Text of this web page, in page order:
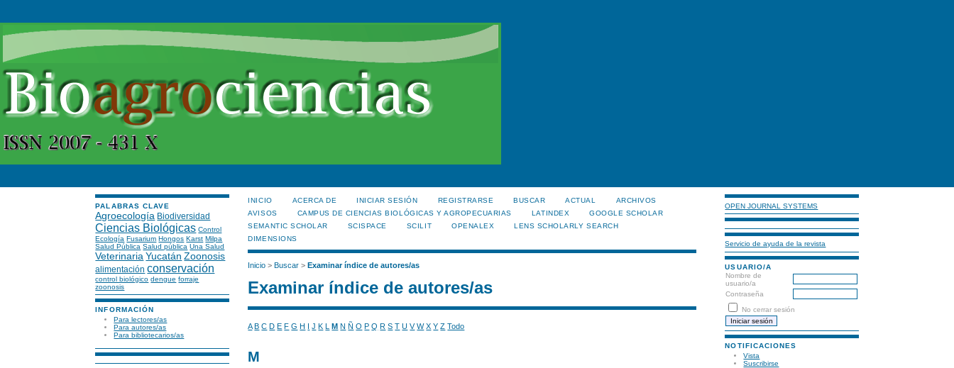
PALABRAS CLAVE
Agroecología Biodiversidad
Ciencias Biológicas Control
Ecología Fusarium Hongos Karst Milpa
Salud Pública Salud pública Una Salud
Veterinaria Yucatán Zoonosis
alimentación conservación
control biológico dengue forraje
zoonosis
INFORMACIÓN
Para lectores/as
Para autores/as
Para bibliotecarios/as
OPEN JOURNAL SYSTEMS
Servicio de ayuda de la revista
USUARIO/A
Nombre de
usuario/a
Contraseña
No cerrar sesión
NOTIFICACIONES
Vista
Suscribirse
INICIO ACERCA DE INICIAR SESIÓN REGISTRARSE BUSCAR ACTUAL
ARCHIVOS
AVISOS
CAMPUS DE CIENCIAS BIOLÓGICAS Y AGROPECUARIAS LATINDEX
GOOGLE SCHOLAR
SEMANTIC SCHOLAR
SCISPACE SCILIT OPENALEX
LENS SCHOLARLY SEARCH
DIMENSIONS
Inicio >Buscar >Examinar índice de autores/as
Examinar índice de autores/as
A B C D E F G H I J K L M N Ñ O P Q R S T U V W X Y Z Todo
M